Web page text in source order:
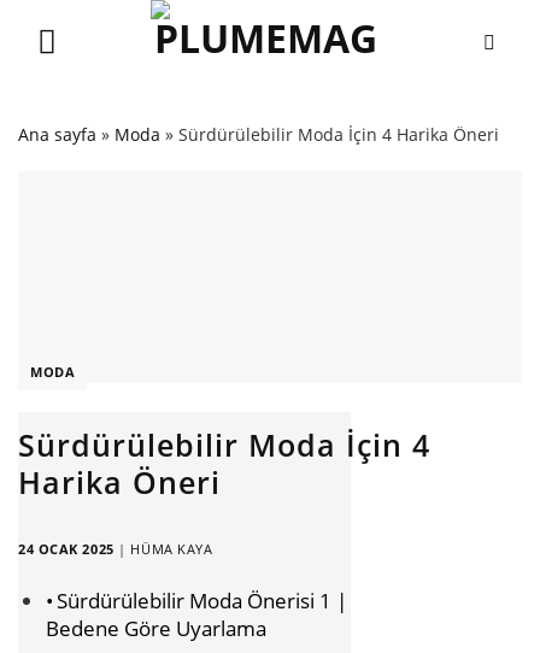
Ana sayfa » Moda » Sürdürülebilir Moda İçin 4 Harika Öneri
MODA
Sürdürülebilir Moda İçin 4
Harika Öneri
24 OCAK 2025 | HÜMA KAYA
Sürdürülebilir Moda Önerisi 1 |
Bedene Göre Uyarlama